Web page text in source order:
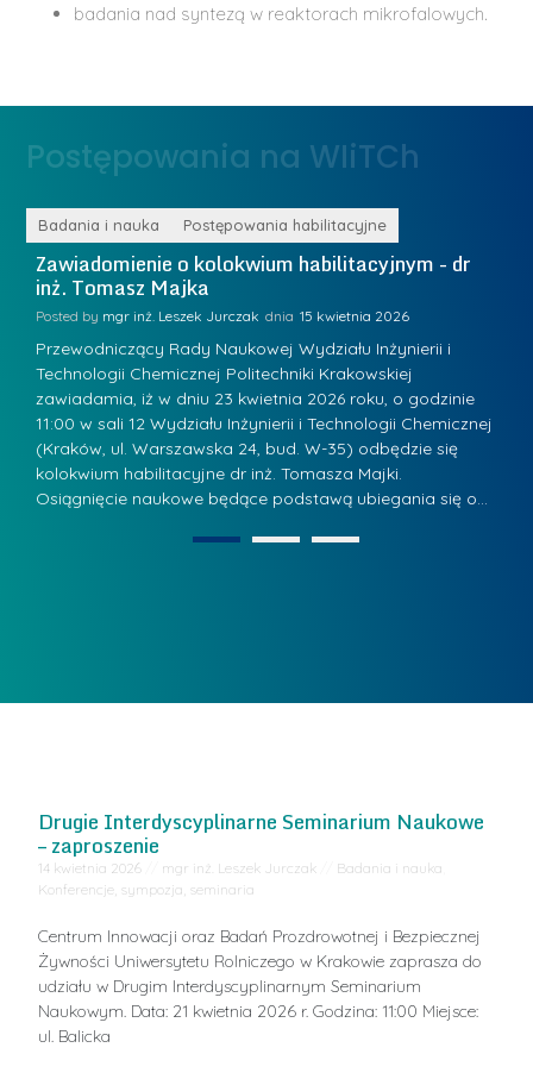
badania nad syntezą w reaktorach mikrofalowych.
Postępowania na WIiTCh
Badania i nauka Postępowania habilitacyjne
Zawiadomienie o kolokwium habilitacyjnym - dr
inż. Tomasz Majka
Posted by mgr inż. Leszek Jurczak 15 kwietnia 2026
Przewodniczący Rady Naukowej Wydziału Inżynierii i
Technologii Chemicznej Politechniki Krakowskiej
zawiadamia, iż w dniu 23 kwietnia 2026 roku, o godzinie
11:00 w sali 12 Wydziału Inżynierii i Technologii Chemicznej
(Kraków, ul. Warszawska 24, bud. W-35) odbędzie się
kolokwium habilitacyjne dr inż. Tomasza Majki.
Osiągnięcie naukowe będące podstawą ubiegania się o…
Drugie Interdyscyplinarne Seminarium Naukowe
– zaproszenie
14 kwietnia 2026 mgr inż. Leszek Jurczak Badania i nauka
Konferencje, sympozja, seminaria
Centrum Innowacji oraz Badań Prozdrowotnej i Bezpiecznej
Żywności Uniwersytetu Rolniczego w Krakowie zaprasza do
udziału w Drugim Interdyscyplinarnym Seminarium
Naukowym. Data: 21 kwietnia 2026 r. Godzina: 11:00 Miejsce:
ul. Balicka